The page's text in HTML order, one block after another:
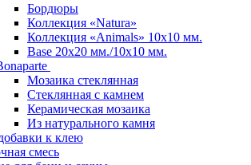
Бордюры
Коллекция «Natura»
Коллекция «Animals» 10х10 мм.
Base 20x20 мм./10х10 мм.
Мозаика стеклянная
Стеклянная с камнем
Керамическая мозаика
Из натурального камня
к клею
смесь